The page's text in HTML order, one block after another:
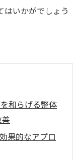
はいかがでしょう
和らげる整体
果的なアプロ